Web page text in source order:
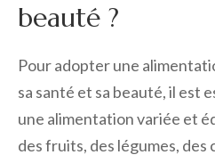
beauté ?
Pour adopter une
sa santé et sa beauté, il est
une alimentation variée et
des fruits, des légumes, des